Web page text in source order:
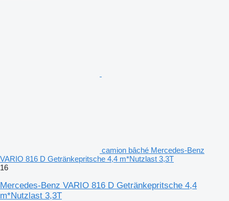
camion bâché Mercedes-Benz
VARIO 816 D Getränkepritsche 4,4 m*Nutzlast 3,3T
16
Mercedes-Benz VARIO 816 D Getränkepritsche 4,4
m*Nutzlast 3,3T